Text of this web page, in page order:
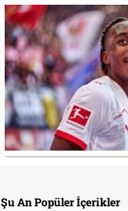
Şu An Popüler İçerikler